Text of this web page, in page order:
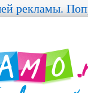
рекламы.